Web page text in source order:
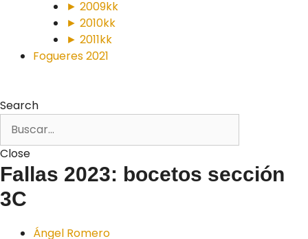
► 2009kk
► 2010kk
► 2011kk
Fogueres 2021
Search
Close
Fallas 2023: bocetos sección
3C
Ángel Romero